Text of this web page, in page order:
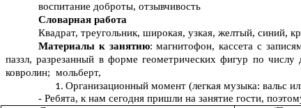
воспитание доброты, отзывчивость
Словарная работа
Квадрат, треугольник, широкая, узкая, желтый, синий,
Материалы к занятию: магнитофон, кассета с
паззл, разрезанный в форме геометрических фигур по
ковролин; мольберт,
Организационный момент (легкая музыка: вальс
- Ребята, к нам сегодня пришли на занятие гости,